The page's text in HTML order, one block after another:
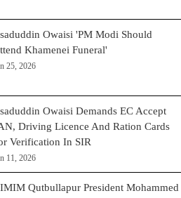
Owaisi 'PM Modi Should
Khamenei Funeral'
25, 2026
Owaisi Demands EC Accept
Driving Licence And Ration Cards
Verification In SIR
11, 2026
Qutbullapur President Mohammed